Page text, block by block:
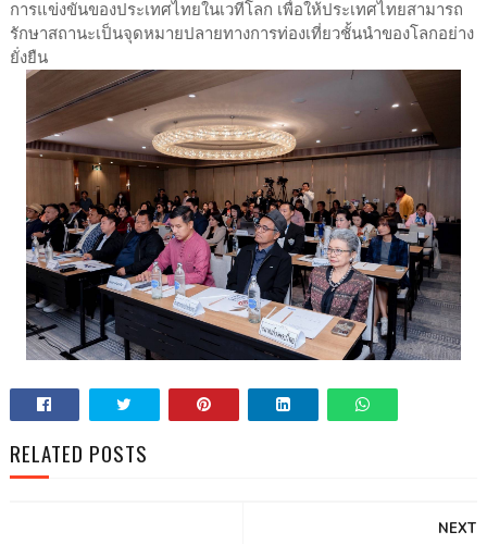
การแข่งขันของประเทศไทยในเวทีโลก เพื่อให้ประเทศไทยสามารถ
รักษาสถานะเป็นจุดหมายปลายทางการท่องเที่ยวชั้นนำของโลกอย่าง
ยั่งยืน
RELATED POSTS
NEXT